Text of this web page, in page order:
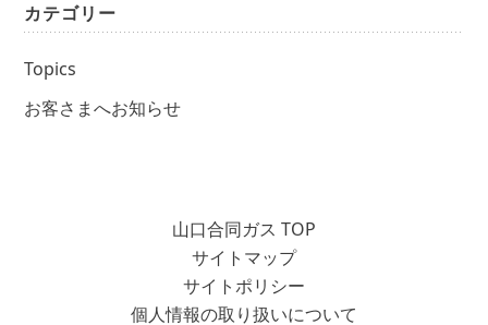
カテゴリー
Topics
お客さまへお知らせ
山口合同ガス TOP
サイトマップ
サイトポリシー
個人情報の取り扱いについて